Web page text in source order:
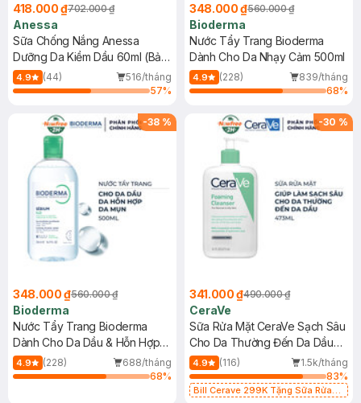
418.000 ₫702.000 ₫
Anessa
Sữa Chống Nắng Anessa
Dưỡng Da Kiềm Dầu 60ml (Bản
Mới)
4.9 (44)
516/tháng
57%
348.000 ₫560.000 ₫
Bioderma
Nước Tẩy Trang Bioderma
Dành Cho Da Nhạy Cảm 500ml
4.9 (228)
839/tháng
68%
-38 %
348.000 ₫560.000 ₫
Bioderma
Nước Tẩy Trang Bioderma
Dành Cho Da Dầu & Hỗn Hợp
500ml
4.9 (228)
688/tháng
68%
-30 %
341.000 ₫490.000 ₫
CeraVe
Sữa Rửa Mặt CeraVe Sạch Sâu
Cho Da Thường Đến Da Dầu
473ml
4.9 (116)
1.5k/tháng
83%
Bill Cerave 299K Tặng Sữa Rửa